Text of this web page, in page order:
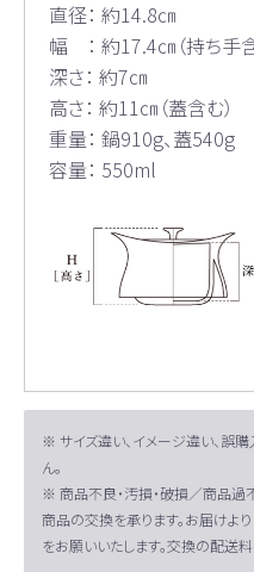
直径： 約14.8㎝
幅 ： 約17.4㎝（持ち手含
深さ： 約7㎝
高さ： 約11㎝（蓋含む）
重量： 鍋910g、蓋
容量： 550ml
※ サイズ違い、イメージ違い、誤
ん。
※ 商品不良・汚損・破損／商品過
商品の交換を承ります。お届けよ
をお願いいたします。交換の配送料